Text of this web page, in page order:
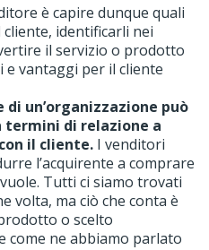
è capire dunque quali
identificarli nei
il servizio o prodotto
vantaggi per il cliente
un’organizzazione può
termini di relazione a
il cliente. I venditori
l’acquirente a comprare
Tutti ci siamo trovati
volta, ma ciò che conta è
o scelto
come ne abbiamo parlato